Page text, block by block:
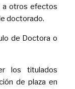
a otros efectos
doctorado.
de Doctora o
los titulados
de plaza en